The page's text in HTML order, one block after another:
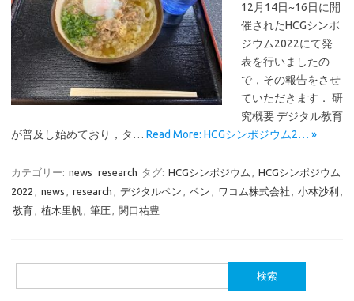
12月14日~16日に開
催されたHCGシンポ
ジウム2022にて発
表を行いましたの
で，その報告をさせ
ていただきます． 研
究概要 デジタル教育
が普及し始めており，タ… Read More: HCGシンポジウム2… »
カテゴリー: news research タグ: HCGシンポジウム , HCGシンポジウム
2022 , news , research , デジタルペン , ペン , ワコム株式会社 , 小林沙利 ,
教育, 植木里帆, 筆圧, 関口祐豊
索: